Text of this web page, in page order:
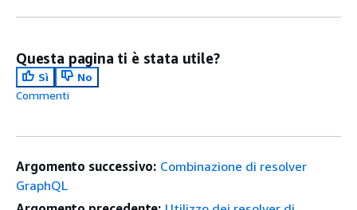
Questa pagina ti è stata utile?
Sì
No
Commenti
Argomento successivo: Combinazione di resolver
GraphQL